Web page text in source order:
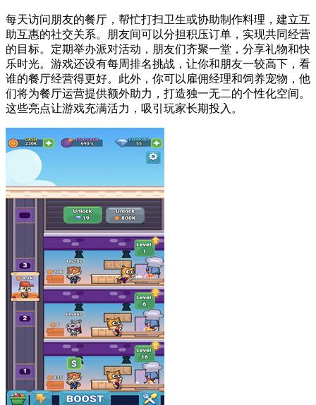
每天访问朋友的餐厅，帮忙打扫卫生或协助制作料理，建立互
助互惠的社交关系。朋友间可以分担积压订单，实现共同经营
的目标。定期举办派对活动，朋友们齐聚一堂，分享礼物和快
乐时光。游戏还设有每周排名挑战，让你和朋友一较高下，看
谁的餐厅经营得更好。此外，你可以雇佣经理和饲养宠物，他
们将为餐厅运营提供额外助力，打造独一无二的个性化空间。
这些亮点让游戏充满活力，吸引玩家长期投入。